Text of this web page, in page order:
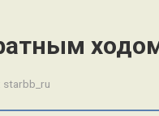
starbb_ru